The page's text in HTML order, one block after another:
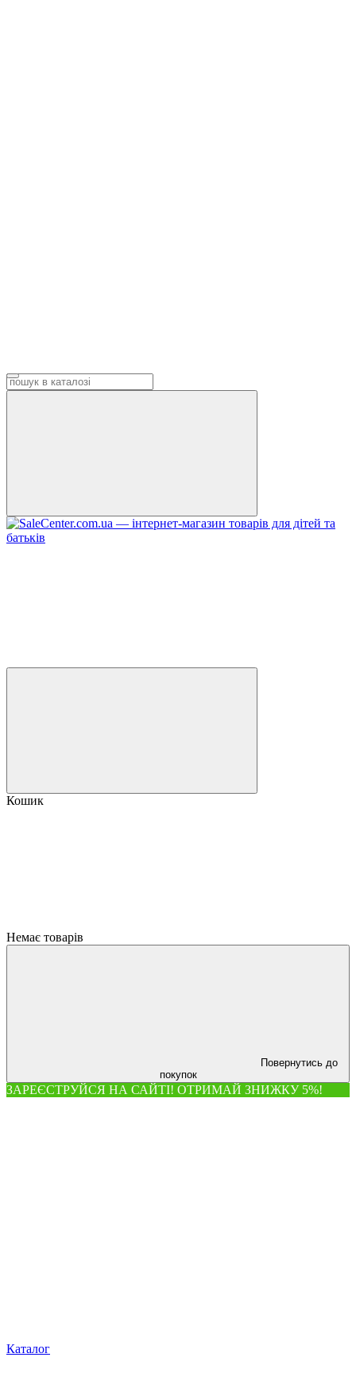
Кошик
Немає товарів
Повернутись до
покупок
ЗАРЕЄСТРУЙСЯ НА САЙТІ! ОТРИМАЙ ЗНИЖКУ 5%!
Каталог